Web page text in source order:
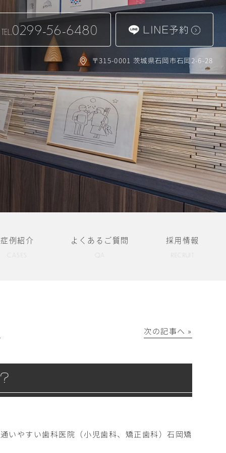
TEL.0299-56-6480 LINE予約
〒315-0001 茨城県石岡市石岡2-6-28
症例紹介 よくあるご質問
QA
採用情報
RECRUIT
次の記事へ »
いやすい歯科医院（小児歯科、矯正歯科）石岡矯